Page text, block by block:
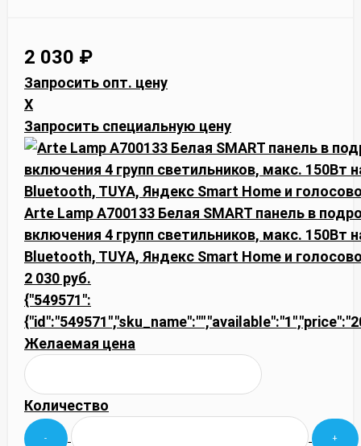
2 030 ₽
Запросить опт. цену
X
Запросить специальную цену
Arte Lamp A700133 Белая SMART панель в
включения 4 групп светильников, макс. 150Вт
Bluetooth, TUYA, Яндекс Smart Home и
2 030 руб.
{"549571":
Желаемая цена
Количество